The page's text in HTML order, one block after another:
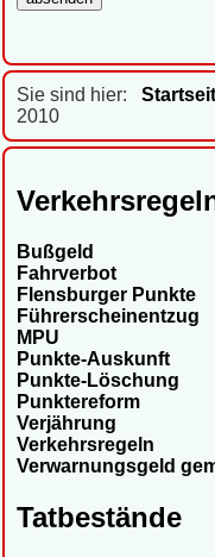
Sie sind hier:
2010
Bußgeld
Fahrverbot
Flensburger Punkte
Führerscheinentzug
MPU
Punkte-Auskunft
Punkte-Löschung
Punktereform
Verjährung
Verkehrsregeln
Verwarnungsgeld
Tatbestände